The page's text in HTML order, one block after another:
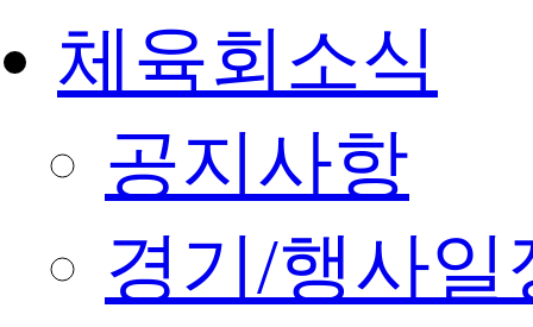
체육회소식
공지사항
경기/행사일